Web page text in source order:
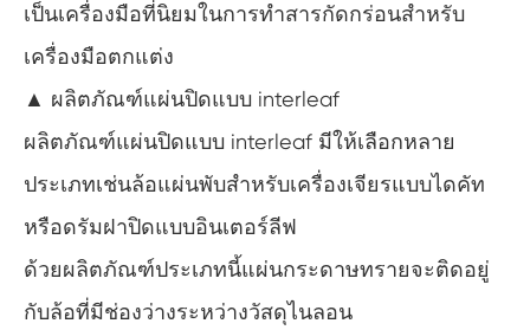
เป็นเครื่องมือที่นิยมในการทำสารกัดกร่อนสำหรับ
เครื่องมือตกแต่ง
▲ ผลิตภัณฑ์แผ่นปิดแบบ interleaf
ผลิตภัณฑ์แผ่นปิดแบบ interleaf มีให้เลือกหลาย
ประเภทเช่นล้อแผ่นพับสำหรับเครื่องเจียรแบบไดคัท
หรือดรัมฝาปิดแบบอินเตอร์ลีฟ
ด้วยผลิตภัณฑ์ประเภทนี้แผ่นกระดาษทรายจะติดอยู่
กับล้อที่มีช่องว่างระหว่างวัสดุไนลอน